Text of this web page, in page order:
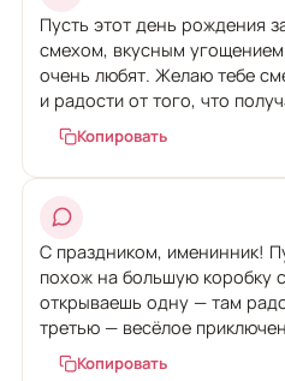
Пусть этот день рождения
смехом, вкусным
очень любят. Желаю тебе
и радости от того, что
Копировать
С праздником, именинник!
похож на большую коробку
открываешь одну — там
третью — весёлое
Копировать